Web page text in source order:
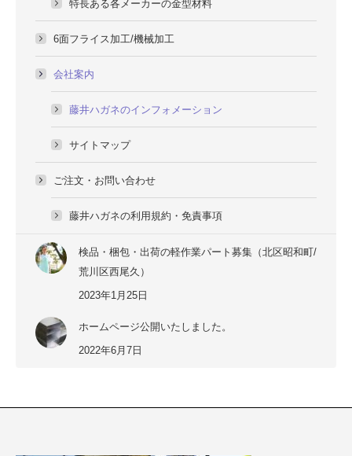
特長ある各メーカーの金型材料
6面フライス加工/機械加工
会社案内
藤井ハガネのインフォメーション
サイトマップ
ご注文・お問い合わせ
藤井ハガネの利用規約・免責事項
検品・梱包・出荷の軽作業パート募集（北区昭和町/
荒川区西尾久）
2023年1月25日
ホームページ公開いたしました。
2022年6月7日